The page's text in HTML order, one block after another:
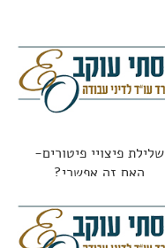
שלילת פיצויי פיטורים-
האם זה אפשרי?